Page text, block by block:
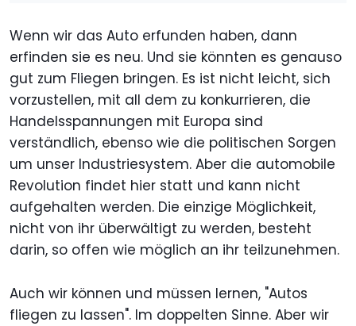
Wenn wir das Auto erfunden haben, dann
erfinden sie es neu. Und sie könnten es genauso
gut zum Fliegen bringen. Es ist nicht leicht, sich
vorzustellen, mit all dem zu konkurrieren, die
Handelsspannungen mit Europa sind
verständlich, ebenso wie die politischen Sorgen
um unser Industriesystem. Aber die automobile
Revolution findet hier statt und kann nicht
aufgehalten werden. Die einzige Möglichkeit,
nicht von ihr überwältigt zu werden, besteht
darin, so offen wie möglich an ihr teilzunehmen.
Auch wir können und müssen lernen, "Autos
fliegen zu lassen". Im doppelten Sinne. Aber wir